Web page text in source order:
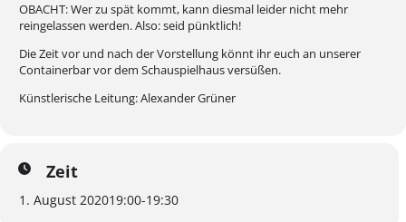
OBACHT: Wer zu spät kommt, kann diesmal leider nicht mehr
reingelassen werden. Also: seid pünktlich!
Die Zeit vor und nach der Vorstellung könnt ihr euch an unserer
Containerbar vor dem Schauspielhaus versüßen.
Künstlerische Leitung: Alexander Grüner
Zeit
1. August 202019:00-19:30